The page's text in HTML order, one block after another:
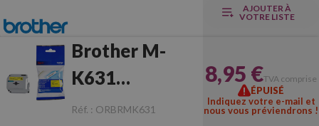
AJOUTER À
VOTRE LISTE
Brother M-
K631
Noir/Jaune
Réf. : ORBRMK631
8,95 €TVA comprise
ÉPUISÉ
Indiquez votre e-mail et
nous vous préviendrons !